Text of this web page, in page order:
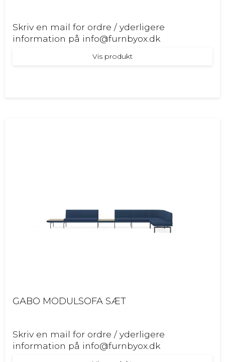
Skriv en mail for ordre / yderligere
information på info@furnbyox.dk
Vis produkt
GABO MODULSOFA SÆT
Skriv en mail for ordre / yderligere
information på info@furnbyox.dk